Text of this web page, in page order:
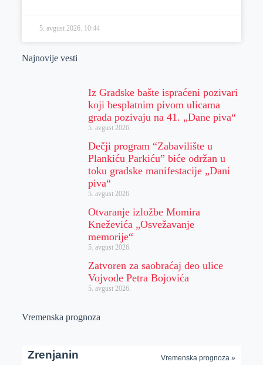
5. avgust 2026. 10:44
Najnovije vesti
Iz Gradske bašte ispraćeni pozivari
koji besplatnim pivom ulicama
grada pozivaju na 41. „Dane piva“
5. avgust 2026.
Dečji program “Zabavilište u
Plankiću Parkiću” biće održan u
toku gradske manifestacije „Dani
piva“
5. avgust 2026.
Otvaranje izložbe Momira
Kneževića „Osvežavanje
memorije“
5. avgust 2026.
Zatvoren za saobraćaj deo ulice
Vojvode Petra Bojovića
5. avgust 2026.
Vremenska prognoza